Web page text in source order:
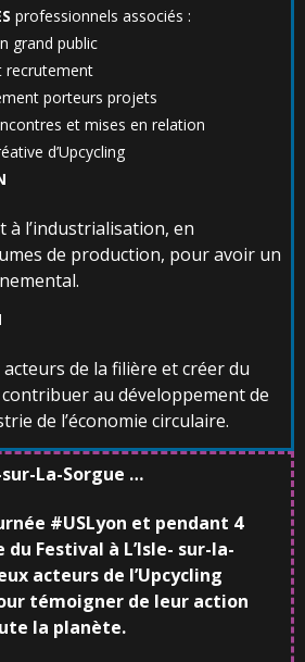
professionnels associés :
grand public
recrutement
porteurs projets
et mises en relation
d’Upcycling
à l’industrialisation, en
de production, pour avoir un
de la filière et créer du
au développement de
de l’économie circulaire.
sur-La-Sorgue …
#USLyon et pendant 4
Festival à L’Isle- sur-la-
acteurs de l’Upcycling
témoigner de leur action
la planète.